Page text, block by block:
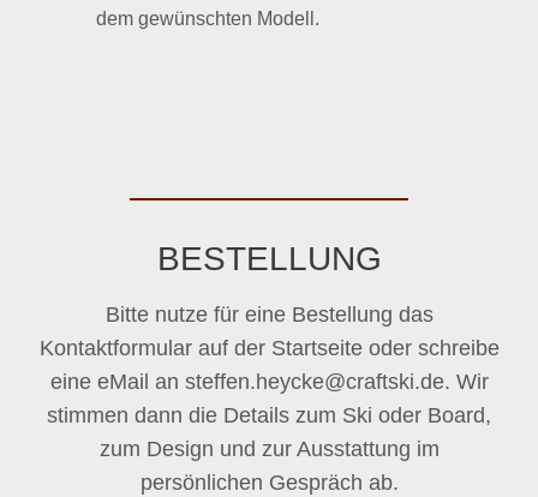
dem gewünschten Modell.
BESTELLUNG
Bitte nutze für eine Bestellung das
Kontaktformular auf der Startseite oder schreibe
eine eMail an steffen.heycke@craftski.de. Wir
stimmen dann die Details zum Ski oder Board,
zum Design und zur Ausstattung im
persönlichen Gespräch ab.